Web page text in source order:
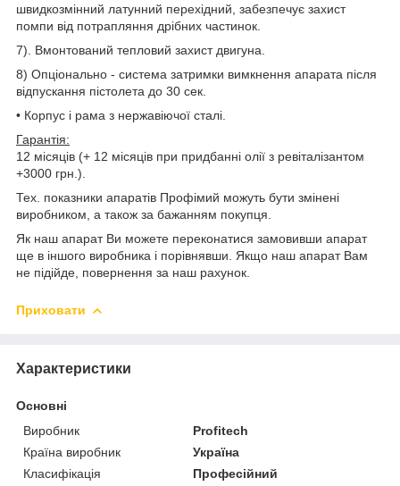
швидкозмінний латунний перехідний, забезпечує захист
помпи від потрапляння дрібних частинок.
7). Вмонтований тепловий захист двигуна.
8) Опціонально - система затримки вимкнення апарата після
відпускання пістолета до 30 сек.
• Корпус і рама з нержавіючої сталі.
Гарантія:
12 місяців (+ 12 місяців при придбанні олії з ревіталізантом
+3000 грн.).
Тех. показники апаратів Профімий можуть бути змінені
виробником, а також за бажанням покупця.
Як наш апарат Ви можете переконатися замовивши апарат
ще в іншого виробника і порівнявши. Якщо наш апарат Вам
не підійде, повернення за наш рахунок.
Приховати
Характеристики
Основні
Виробник
Profitech
Країна виробник
Україна
Класифікація
Професійний